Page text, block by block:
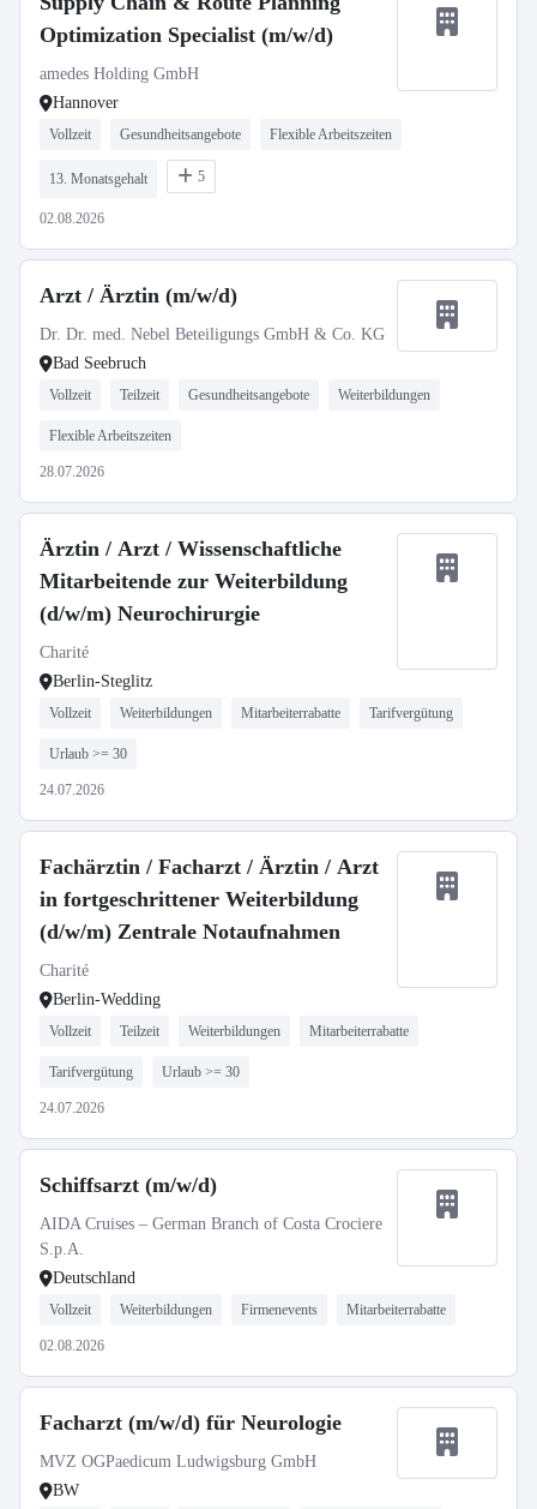
Optimization Specialist (m/w/d)
amedes Holding GmbH
Hannover
Vollzeit Gesundheitsangebote Flexible Arbeitszeiten
13. Monatsgehalt 5
02.08.2026
Arzt / Ärztin (m/w/d)
Dr. Dr. med. Nebel Beteiligungs GmbH & Co. KG
Bad Seebruch
Vollzeit Teilzeit Gesundheitsangebote Weiterbildungen
Flexible Arbeitszeiten
28.07.2026
Ärztin / Arzt / Wissenschaftliche
Mitarbeitende zur Weiterbildung
(d/w/m) Neurochirurgie
Charité
Berlin-Steglitz
Vollzeit Weiterbildungen Mitarbeiterrabatte Tarifvergütung
Urlaub >= 30
24.07.2026
Fachärztin / Facharzt / Ärztin / Arzt
in fortgeschrittener Weiterbildung
(d/w/m) Zentrale Notaufnahmen
Charité
Berlin-Wedding
Vollzeit Teilzeit Weiterbildungen Mitarbeiterrabatte
Tarifvergütung Urlaub >= 30
24.07.2026
Schiffsarzt (m/w/d)
AIDA Cruises – German Branch of Costa Crociere
S.p.A.
Deutschland
Vollzeit Weiterbildungen Firmenevents Mitarbeiterrabatte
02.08.2026
Facharzt (m/w/d) für Neurologie
MVZ OGPaedicum Ludwigsburg GmbH
BW